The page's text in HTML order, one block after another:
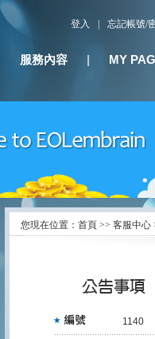
登入 忘記帳號/
服務內容 | MY
您現在位置：首頁 >> 客服中心
1140